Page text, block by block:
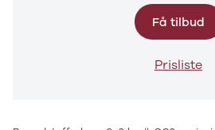
A-klasse
A180 d
A200
A200 d
Få tilbud
Prisliste